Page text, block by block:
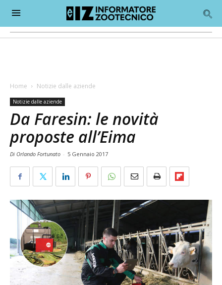
Home Notizie dalle aziende
Notizie dalle aziende
Da Faresin: le novità
proposte all’Eima
Di Orlando Fortunato - 5 Gennaio 2017